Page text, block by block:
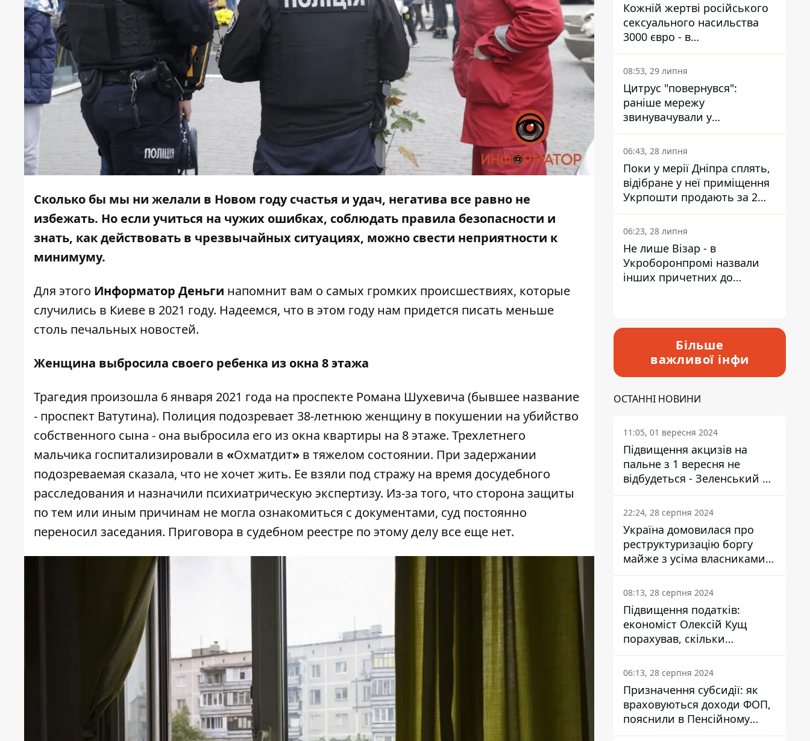
Сколько бы мы ни желали в Новом году счастья и удач, негатива все равно не
избежать. Но если учиться на чужих ошибках, соблюдать правила безопасности и
знать, как действовать в чрезвычайных ситуациях, можно свести неприятности к
минимуму.
Для этого Информатор Деньги напомнит вам о самых громких происшествиях, которые
случились в Киеве в 2021 году. Надеемся, что в этом году нам придется писать меньше
столь печальных новостей.
Женщина выбросила своего ребенка из окна 8 этажа
Трагедия произошла 6 января 2021 года на проспекте Романа Шухевича (бывшее название
- проспект Ватутина). Полиция подозревает 38-летнюю женщину в покушении на убийство
собственного сына - она выбросила его из окна квартиры на 8 этаже. Трехлетнего
мальчика госпитализировали в «Охматдит» в тяжелом состоянии. При задержании
подозреваемая сказала, что не хочет жить. Ее взяли под стражу на время досудебного
расследования и назначили психиатрическую экспертизу. Из-за того, что сторона защиты
по тем или иным причинам не могла ознакомиться с документами, суд постоянно
переносил заседания. Приговора в судебном реестре по этому делу все еще нет.
Кожній жертві російського
сексуального насильства
3000 євро - в
Мінсоцполітики пояснили
Інформатору, звідки на це
гроші
08:53, 29 липня
Цитрус "повернувся":
раніше мережу
звинувачували у
контрабанді техніки та
ухиленні від сплати
податків
06:43, 28 липня
Поки у мерії Дніпра сплять,
відібране у неї приміщення
Укрпошти продають за 2
мільйони
06:23, 28 липня
Не лише Візар - в
Укроборонпромі назвали
інших причетних до
Більше
важливої інфи
ОСТАННІ НОВИНИ
11:05, 01 вересня 2024
Підвищення акцизів на
пальне з 1 вересня не
відбудеться - Зеленський не
підписав закон
22:24, 28 серпня 2024
Україна домовилася про
реструктуризацію боргу
майже з усіма власниками
єврооблігацій: що це
означає для країни
08:13, 28 серпня 2024
Підвищення податків:
економіст Олексій Кущ
порахував, скільки
заплатить кожен українець
06:13, 28 серпня 2024
Призначення субсидії: як
враховуються доходи ФОП,
пояснили в Пенсійному
фонді